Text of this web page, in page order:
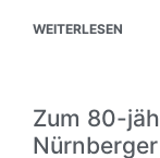
WEITERLESEN
Zum 80-